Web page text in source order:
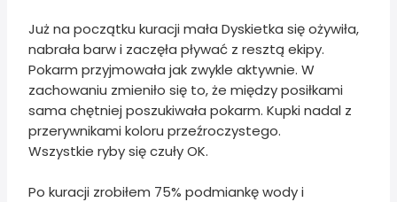
Już na początku kuracji mała Dyskietka się ożywiła,
nabrała barw i zaczęła pływać z resztą ekipy.
Pokarm przyjmowała jak zwykle aktywnie. W
zachowaniu zmieniło się to, że między posiłkami
sama chętniej poszukiwała pokarm. Kupki nadal z
przerywnikami koloru przeźroczystego.
Wszystkie ryby się czuły OK.
Po kuracji zrobiłem 75% podmiankę wody i